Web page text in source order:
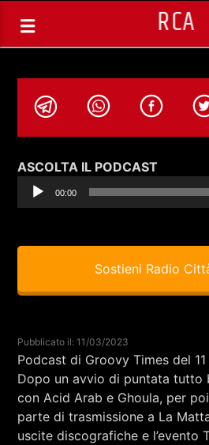
RCA
SELEZIONI MUSICALI
RCA - Radio città aperta
ASCOLTA IL PODCAST
Player
00:00
Sostieni Radio
Pubblicato il: 11/03/2023
Podcast di Groovy Times del
Dopo un avvio di puntata tutto
con Acid Arab e Ghoula, per
parte di trasmissione a La
uscite discografiche e l’evento